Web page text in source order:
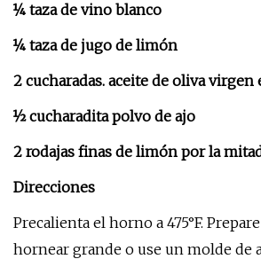
¼ taza de vino blanco
¼ taza de jugo de limón
2 cucharadas. aceite de oliva virgen
½ cucharadita polvo de ajo
2 rodajas finas de limón por la
Direcciones
Precalienta el horno a 475°F.
hornear grande o use un molde de